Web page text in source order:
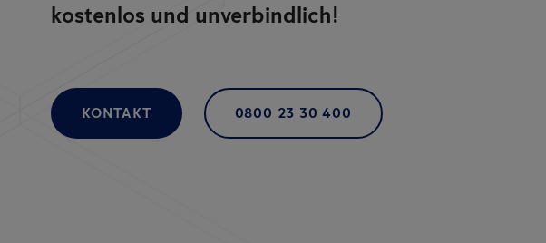
kostenlos und unverbindlich!
KONTAKT 0800 23 30 400